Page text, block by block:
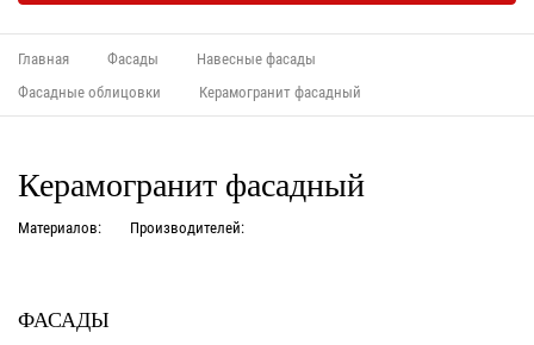
Главная Фасады
Навесные фасады
Фасадные облицовки
Керамогранит фасадный
Керамогранит фасадный
Материалов: Производителей:
ФАСАДЫ